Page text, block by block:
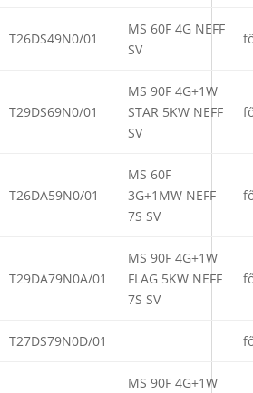
T26DS49N0/01
MS 60F 4G NEFF
SV
T29DS69N0/01
MS 90F 4G+1W
STAR 5KW NEFF
SV
T26DA59N0/01
MS 60F
3G+1MW NEFF
7S SV
T29DA79N0A/01
MS 90F 4G+1W
FLAG 5KW NEFF
7S SV
T27DS79N0D/01
MS 90F 4G+1W